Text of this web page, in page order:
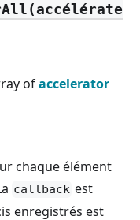
ofaccelerator
chaque élément
callback est
enregistrés est